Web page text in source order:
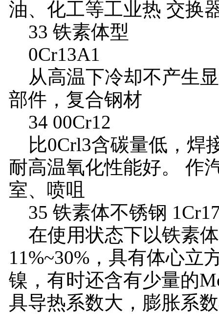
油、化工等工业热 交换
33 铁素体型
0Cr13A1
从高温下冷却不产生
部件，复合钢材
34 00Cr12
比0Crl3含碳量低，焊
耐高温氧化性能好。 作
室、喷咀
35 铁素体不锈钢
在使用状态下以铁素
11%~30%，具有体心立
镍，有时还含有少量的
具导热系数大，膨胀系